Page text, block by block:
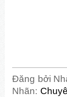
Đăng bởi
Nhãn: